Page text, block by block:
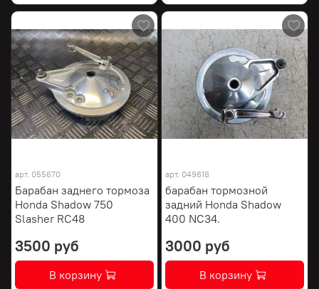
арт. 055670
Барабан заднего тормоза
Honda Shadow 750
Slasher RC48
3500 руб
В корзину
арт. 049618
барабан тормозной
задний Honda Shadow
400 NC34.
3000 руб
В корзину